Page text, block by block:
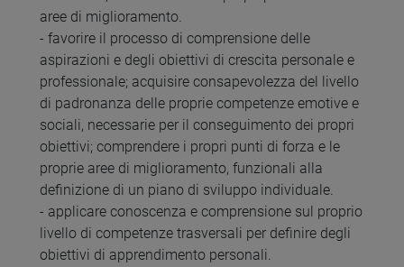
aree di miglioramento.
- favorire il processo di comprensione delle
aspirazioni e degli obiettivi di crescita personale e
professionale; acquisire consapevolezza del livello
di padronanza delle proprie competenze emotive e
sociali, necessarie per il conseguimento dei propri
obiettivi; comprendere i propri punti di forza e le
proprie aree di miglioramento, funzionali alla
definizione di un piano di sviluppo individuale.
- applicare conoscenza e comprensione sul proprio
livello di competenze trasversali per definire degli
obiettivi di apprendimento personali.